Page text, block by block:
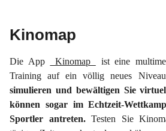
Kinomap
Die App Kinomap
ist eine
Training auf ein völlig neues
simulieren und bewältigen Sie
können sogar im Echtzeit-
Sportler antreten.Testen Sie